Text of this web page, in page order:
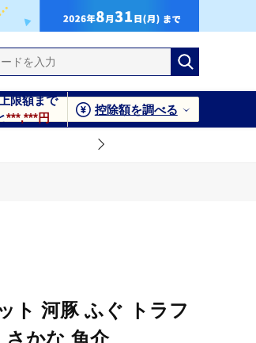
限額まで
***,***円
控除額を調べる
ト 河豚 ふぐ トラフ
さかな 魚介